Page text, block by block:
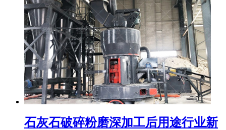
石灰石破碎粉磨深加工后用途行业新